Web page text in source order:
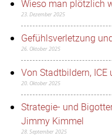
Wieso man plötzlich
23. Dezember 2025
Gefühlsverletzung
26. Oktober 2025
Von Stadtbildern,
20. Oktober 2025
Strategie- und
Jimmy Kimmel
28. September 2025